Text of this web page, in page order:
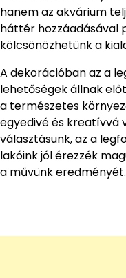
hanem az akvárium
háttér hozzáadásával
kölcsönözhetünk a
A dekorációban az a
lehetőségek állnak
a természetes
egyedivé és kreatívvá
választásunk, az a
lakóink jól érezzék
a művünk eredményét.